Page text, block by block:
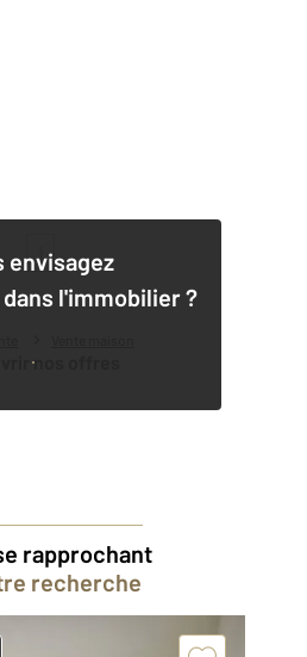
envisagez
l'immobilier ?
nos offres
rapprochant
recherche